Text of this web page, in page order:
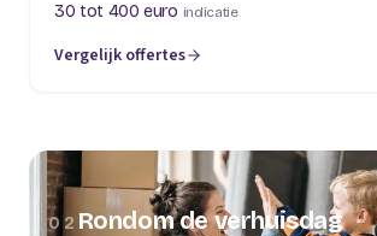
30 tot 400 euro indicatie
Vergelijk offertes
02 Rondom de verhuisdag